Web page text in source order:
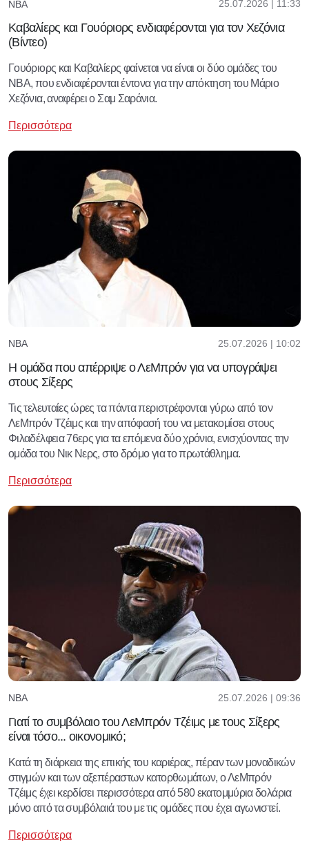
NBA 25.07.2026 | 11:33
Καβαλίερς και Γουόριορς ενδιαφέρονται για τον Χεζόνια
(Βίντεο)
Γουόριορς και Καβαλίερς φαίνεται να είναι οι δύο ομάδες του
NBA, που ενδιαφέρονται έντονα για την απόκτηση του Μάριο
Χεζόνια, αναφέρει ο Σαμ Σαράνια.
Περισσότερα
NBA 25.07.2026 | 10:02
Η ομάδα που απέρριψε ο ΛεΜπρόν για να υπογράψει
στους Σίξερς
Τις τελευταίες ώρες τα πάντα περιστρέφονται γύρω από τον
ΛεΜπρόν Τζέιμς και την απόφασή του να μετακομίσει στους
Φιλαδέλφεια 76ερς για τα επόμενα δύο χρόνια, ενισχύοντας την
ομάδα του Νικ Νερς, στο δρόμο για το πρωτάθλημα.
Περισσότερα
NBA 25.07.2026 | 09:36
Γιατί το συμβόλαιο του ΛεΜπρόν Τζέιμς με τους Σίξερς
είναι τόσο... οικονομικό;
Κατά τη διάρκεια της επικής του καριέρας, πέραν των μοναδικών
στιγμών και των αξεπέραστων κατορθωμάτων, ο ΛεΜπρόν
Τζέιμς έχει κερδίσει περισσότερα από 580 εκατομμύρια δολάρια
μόνο από τα συμβόλαιά του με τις ομάδες που έχει αγωνιστεί.
Περισσότερα